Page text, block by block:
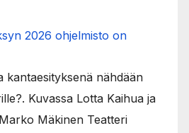
2026 ohjelmisto on
kantaesityksenä nähdään
Kuvassa Lotta Kaihua ja
Mäkinen Teatteri